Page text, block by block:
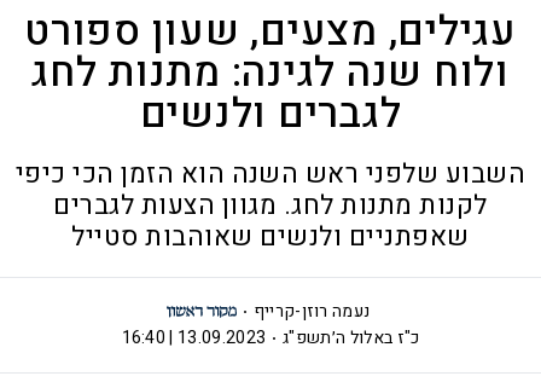
עגילים, מצעים, שעון ספורט
ולוח שנה לגינה: מתנות לחג
לגברים ולנשים
השבוע שלפני ראש השנה הוא הזמן הכי כיפי
לקנות מתנות לחג. מגוון הצעות לגברים
שאפתניים ולנשים שאוהבות סטייל
נעמה רוזן-קרייף
כ"ז באלול ה׳תשפ"ג
13.09.2023 | 16:40